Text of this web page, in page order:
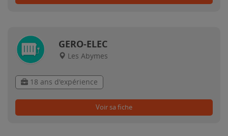
GERO-ELEC
Les Abymes
18 ans d'expérience
Voir sa fiche